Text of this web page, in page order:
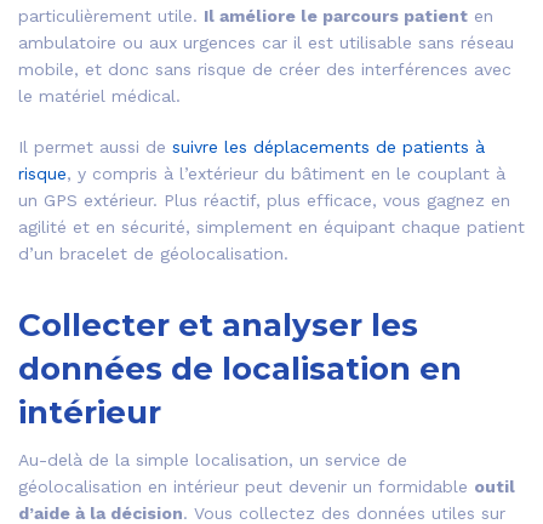
particulièrement utile. Il améliore le parcours patient en
ambulatoire ou aux urgences car il est utilisable sans réseau
mobile, et donc sans risque de créer des interférences avec
le matériel médical.
Il permet aussi de suivre les déplacements de patients à
risque, y compris à l’extérieur du bâtiment en le couplant à
un GPS extérieur. Plus réactif, plus efficace, vous gagnez en
agilité et en sécurité, simplement en équipant chaque patient
d’un bracelet de géolocalisation.
Collecter et analyser les
données de localisation en
intérieur
Au-delà de la simple localisation, un service de
géolocalisation en intérieur peut devenir un formidable outil
d’aide à la décision. Vous collectez des données utiles sur